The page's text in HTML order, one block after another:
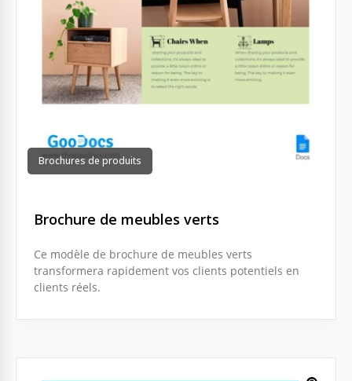
Brochures de produits
Brochure de meubles verts
Ce modèle de brochure de meubles verts
transformera rapidement vos clients potentiels en
clients réels.